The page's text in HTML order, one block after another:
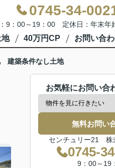
0745-34-
9：00～19：00 定休日：年末年
40万円CP お問い合
築条件なし土地
お気軽にお問い合
無料お問い
センチュリー21 株
0745-
9：00～19